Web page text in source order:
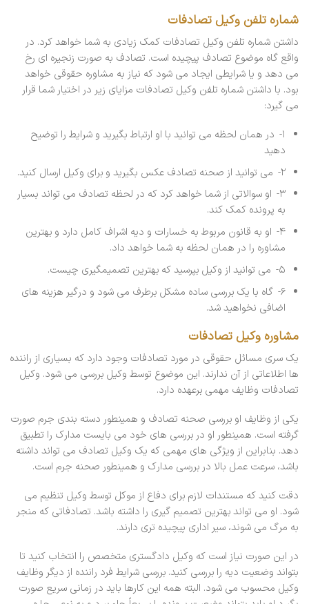
شماره تلفن وکیل تصادفات
داشتن شماره تلفن وکیل تصادفات کمک زیادی به شما خواهد کرد. در
واقع گاه موضوع تصادف پیچیده است. تصادف به صورت زنجیره ای رخ
می دهد و یا شرایطی ایجاد می شود که نیاز به مشاوره حقوقی خواهد
بود. با داشتن شماره تلفن وکیل تصادفات مزایای زیر در اختیار شما قرار
می گیرد:
۱- در همان لحظه می توانید با او ارتباط بگیرید و شرایط را توضیح
دهید
۲- می توانید از صحنه تصادف عکس بگیرید و برای وکیل ارسال کنید.
۳- او سوالاتی از شما خواهد کرد که در لحظه تصادف می تواند بسیار
به پرونده کمک کند.
۴- او به قانون مربوط به خسارات و دیه اشراف کامل دارد و بهترین
مشاوره را در همان لحظه به شما خواهد داد.
۵- می توانید از وکیل بپرسید که بهترین تصمیمگیری چیست.
۶- گاه با یک بررسی ساده مشکل برطرف می شود و درگیر هزینه های
اضافی نخواهید شد.
مشاوره وکیل تصادفات
یک سری مسائل حقوقی در مورد تصادفات وجود دارد که بسیاری از راننده
ها اطلاعاتی از آن ندارند. این موضوع توسط وکیل بررسی می شود. وکیل
تصادفات وظایف مهمی برعهده دارد.
یکی از وظایف او بررسی صحنه تصادف و همینطور دسته بندی جرم صورت
گرفته است. همینطور او در بررسی های خود می بایست مدارک را تطبیق
دهد. بنابراین از ویژگی های مهمی که یک وکیل تصادف می تواند داشته
باشد، سرعت عمل بالا در بررسی مدارک و همینطور صحنه جرم است.
دقت کنید که مستندات لازم برای دفاع از موکل توسط وکیل تنظیم می
شود. او می تواند بهترین تصمیم گیری را داشته باشد. تصادفاتی که منجر
به مرگ می شوند، سیر اداری پیچیده تری دارند.
در این صورت نیاز است که وکیل دادگستری متخصص را انتخاب کنید تا
بتواند وضعیت دیه را بررسی کنید. بررسی شرایط فرد راننده از دیگر وظایف
وکیل محسوب می شود. البته همه این کارها باید در زمانی سریع صورت